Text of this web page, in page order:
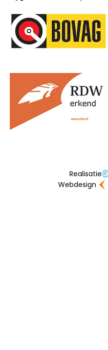
Onze partners
Realisatie
Webdesign